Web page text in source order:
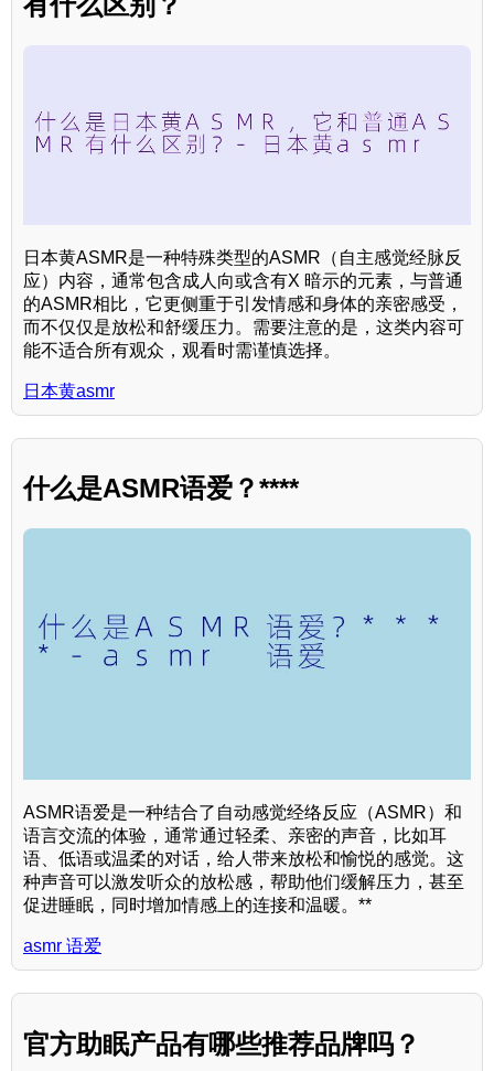
日本黄ASMR是一种特殊类型的ASMR（自主感觉经脉反
应）内容，通常包含成人向或含有X 暗示的元素，与普通
的ASMR相比，它更侧重于引发情感和身体的亲密感受，
而不仅仅是放松和舒缓压力。需要注意的是，这类内容可
能不适合所有观众，观看时需谨慎选择。
日本黄asmr
什么是ASMR语爱？****
ASMR语爱是一种结合了自动感觉经络反应（ASMR）和
语言交流的体验，通常通过轻柔、亲密的声音，比如耳
语、低语或温柔的对话，给人带来放松和愉悦的感觉。这
种声音可以激发听众的放松感，帮助他们缓解压力，甚至
促进睡眠，同时增加情感上的连接和温暖。**
asmr 语爱
官方助眠产品有哪些推荐品牌吗？